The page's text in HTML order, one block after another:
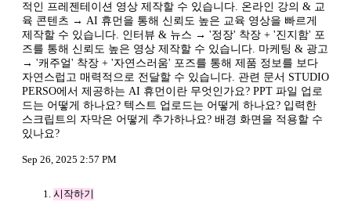
적인 프레젠테이션 영상 제작할 수 있습니다. 온라인 강의 & 교
육 콘텐츠 → AI 휴먼을 통해 신뢰도 높은 교육 영상을 빠르게
제작할 수 있습니다. 인터뷰 & 뉴스 → '정장' 착장 + '진지함' 포
즈를 통해 신뢰도 높은 영상 제작할 수 있습니다. 마케팅 & 광고
→ '캐주얼' 착장 + '자연스러움' 포즈를 통해 제품 정보를 보다
자연스럽고 매력적으로 전달할 수 있습니다. 관련 문서 STUDIO
PERSO에서 제공하는 AI 휴먼이란 무엇인가요? PPT 파일 업로
드는 어떻게 하나요? 텍스트 업로드는 어떻게 하나요? 입력한
스크립트의 자막은 어떻게 추가하나요? 배경 화면을 적용할 수
있나요?
Sep 26, 2025 2:57 PM
시작하기